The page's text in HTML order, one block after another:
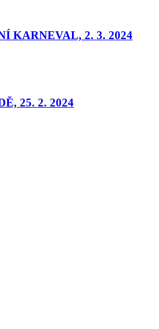
KARNEVAL, 2. 3. 2024
25. 2. 2024